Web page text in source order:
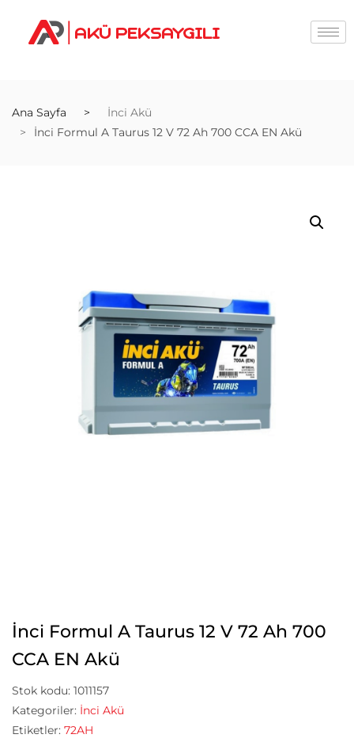
Ana Sayfa
İnci Akü
İnci Formul A Taurus 12 V 72 Ah 700 CCA EN Akü
İnci Formul A Taurus 12 V 72 Ah 700
CCA EN Akü
Stok kodu: 1011157
Kategoriler: İnci Akü
Etiketler: 72AH